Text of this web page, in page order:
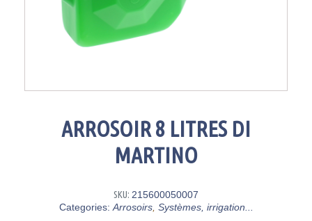
ARROSOIR 8 LITRES DI
MARTINO
SKU: 215600050007
Categories: Arrosoirs, Systèmes, irrigation...